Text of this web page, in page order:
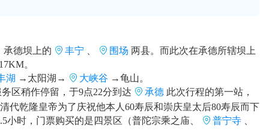
承德坝上的 丰宁 围场 两县。而此次在承德所辖坝上
。
湖 →太阳湖→ 大峡谷 →龟山。
区稍作停留，于9点22分到达
承德 此次行程的第一站，
代乾隆皇帝为了庆祝他本人60寿辰和崇庆皇太后80寿辰而下
时，门票购买的是四景区（普陀宗乘之庙、
普宁寺